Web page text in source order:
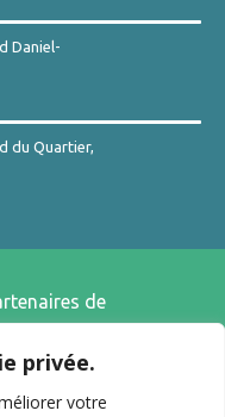
privée.
votre
Daniel-
du Quartier,
de